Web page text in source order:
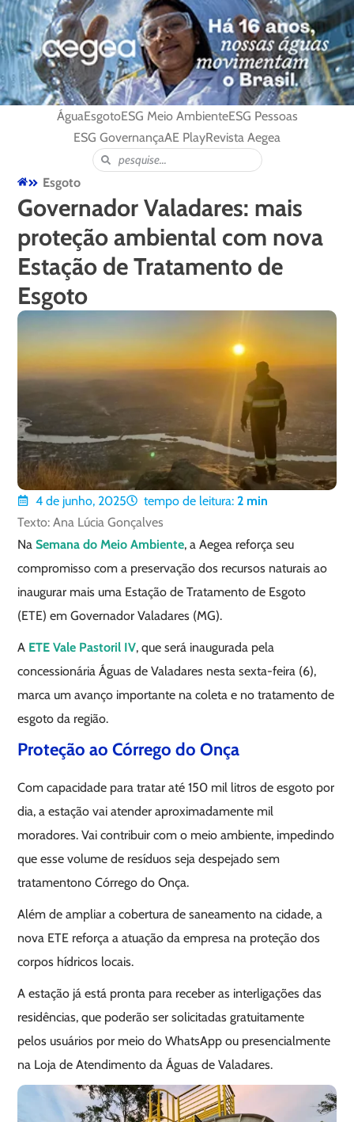
ÁguaEsgotoESG Meio AmbienteESG Pessoas
ESG GovernançaAE PlayRevista Aegea
Esgoto
Governador Valadares: mais
proteção ambiental com nova
Estação de Tratamento de
Esgoto
4 de junho, 2025 tempo de leitura: 2 min
Texto: Ana Lúcia Gonçalves
NaSemana do Meio Ambiente, a Aegea reforça seu
compromisso com a preservação dos recursos naturais ao
inaugurar mais uma Estação de Tratamento de Esgoto
(ETE) em Governador Valadares (MG).
A ETE Vale Pastoril IV, que será inaugurada pela
concessionária Águas de Valadares nesta sexta-feira (6),
marca um avanço importante na coleta e no tratamento de
esgoto da região.
Proteção ao Córrego do Onça
Com capacidade para tratar até 150 mil litros de esgoto por
dia, a estação vai atender aproximadamente mil
moradores. Vai contribuir com o meio ambiente, impedindo
que esse volume de resíduos seja despejado sem
tratamentono Córrego do Onça.
Além de ampliar a cobertura de saneamento na cidade, a
nova ETE reforça a atuação da empresa na proteção dos
corpos hídricos locais.
A estação já está pronta para receber as interligações das
residências, que poderão ser solicitadas gratuitamente
pelos usuários por meio do WhatsApp ou presencialmente
na Loja de Atendimento da Águas de Valadares.